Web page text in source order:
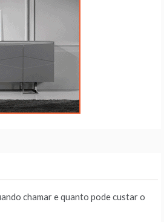
chamar e quanto pode custar o